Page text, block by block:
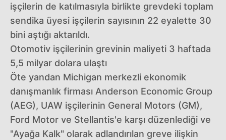
işçilerin de katılmasıyla birlikte grevdeki toplam
sendika üyesi işçilerin sayısının 22 eyalette 30
bini aştığı aktarıldı.
Otomotiv işçilerinin grevinin maliyeti 3 haftada
5,5 milyar dolara ulaştı
Öte yandan Michigan merkezli ekonomik
danışmanlık firması Anderson Economic Group
(AEG), UAW işçilerinin General Motors (GM),
Ford Motor ve Stellantis'e karşı düzenlediği ve
"Ayağa Kalk" olarak adlandırılan greve ilişkin